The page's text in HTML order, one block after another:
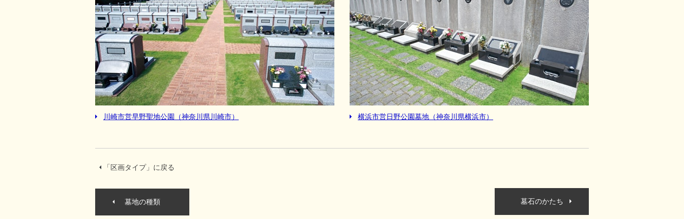
川崎市営早野聖地公園（神奈川県川崎市） 横浜市営日野公園墓地（神奈川県横浜市）
「区画タイプ」に戻る
墓地の種類 墓石のかたち